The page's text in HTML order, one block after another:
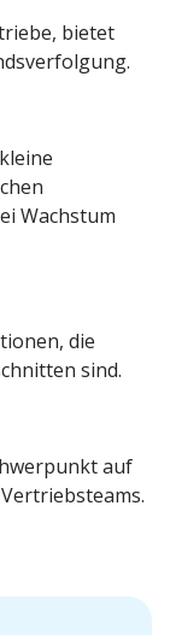
bietet
Wachstum
die
sind.
auf